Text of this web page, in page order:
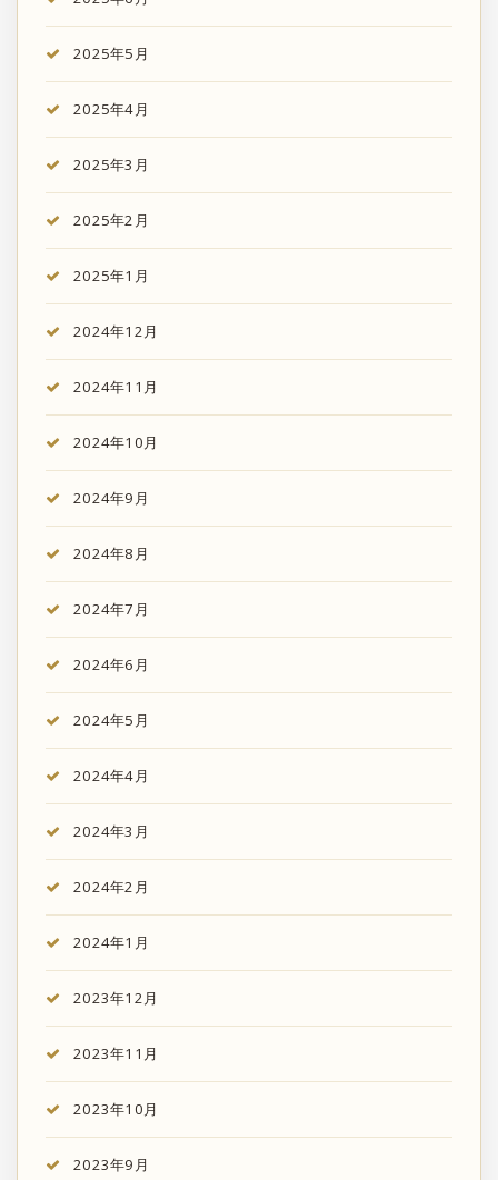
2025年5月
2025年4月
2025年3月
2025年2月
2025年1月
2024年12月
2024年11月
2024年10月
2024年9月
2024年8月
2024年7月
2024年6月
2024年5月
2024年4月
2024年3月
2024年2月
2024年1月
2023年12月
2023年11月
2023年10月
2023年9月